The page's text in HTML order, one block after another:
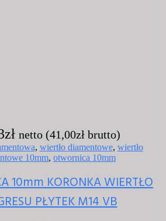
zł netto (41,00zł brutto)
, wiertło diamentowe, wiertło
10mm, otwornica 10mm
10mm KORONKA WIERTŁO
PŁYTEK M14 VB